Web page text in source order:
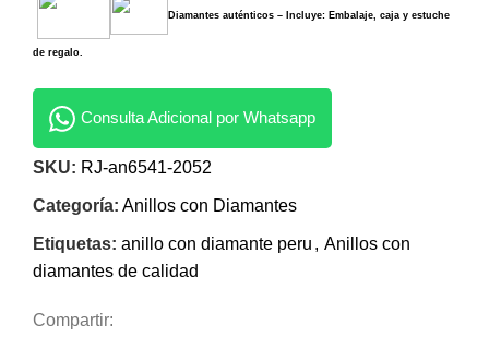
Diamantes auténticos – Incluye: Embalaje, caja y estuche
de regalo.
Consulta Adicional por Whatsapp
SKU: RJ-an6541-2052
Categoría: Anillos con Diamantes
Etiquetas: anillo con diamante peru , Anillos con
diamantes de calidad
Compartir: